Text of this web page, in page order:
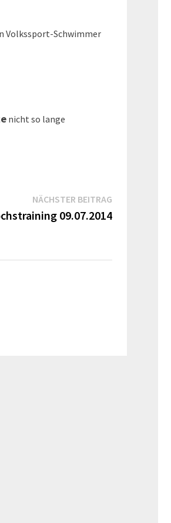
Volkssport-Schwimmer
nicht so lange
NÄCHSTER BEITRAG
Beitrag:
09.07.2014